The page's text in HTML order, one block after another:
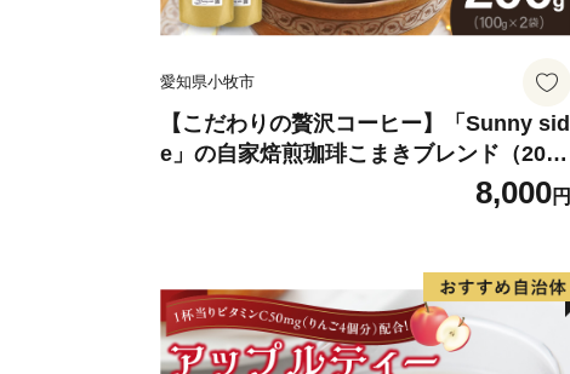
愛知県小牧市
【こだわりの贅沢コーヒー】「Sunny sid
e」の自家焙煎珈琲こまきブレンド（200
8,000円